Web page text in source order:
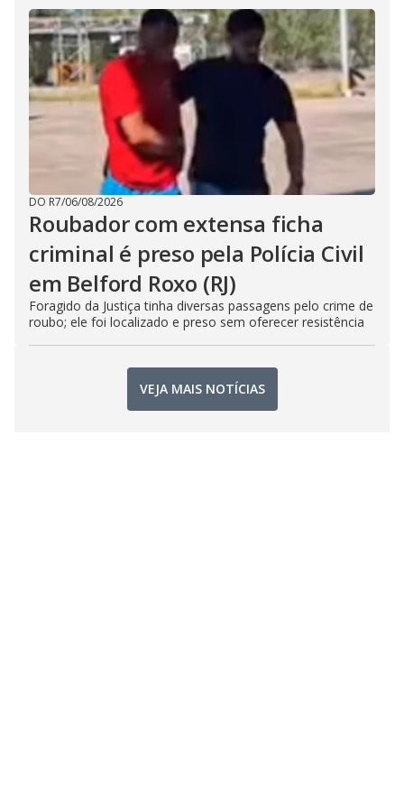
DO R7/06/08/2026
Roubador com extensa ficha
criminal é preso pela Polícia Civil
em Belford Roxo (RJ)
Foragido da Justiça tinha diversas passagens pelo crime de
roubo; ele foi localizado e preso sem oferecer resistência
VEJA MAIS NOTÍCIAS